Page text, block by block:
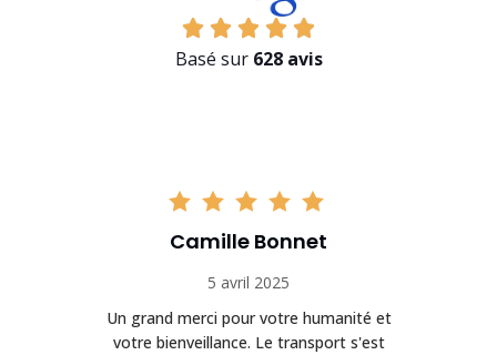
Basé sur 628 avis
Camille Bonnet
5 avril 2025
Un grand merci pour votre humanité et
votre bienveillance. Le transport s'est